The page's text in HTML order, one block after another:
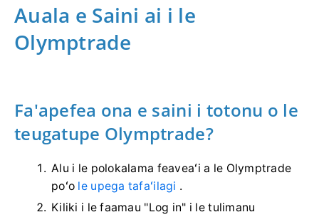
Auala e Saini ai i le
Olymptrade
Fa'apefea ona e saini i totonu o le
teugatupe Olymptrade?
Alu i le polokalama feaveaʻi a le Olymptrade
poʻo le upega tafaʻilagi .
Kiliki i le faamau "Log in" i le tulimanu